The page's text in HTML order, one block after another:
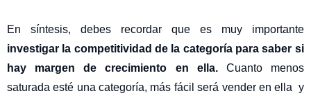
En síntesis, debes recordar que es muy importante
investigar la competitividad de la categoría para saber si
hay margen de crecimiento en ella.Cuanto menos
saturada esté una categoría, más fácil será vender en ella y